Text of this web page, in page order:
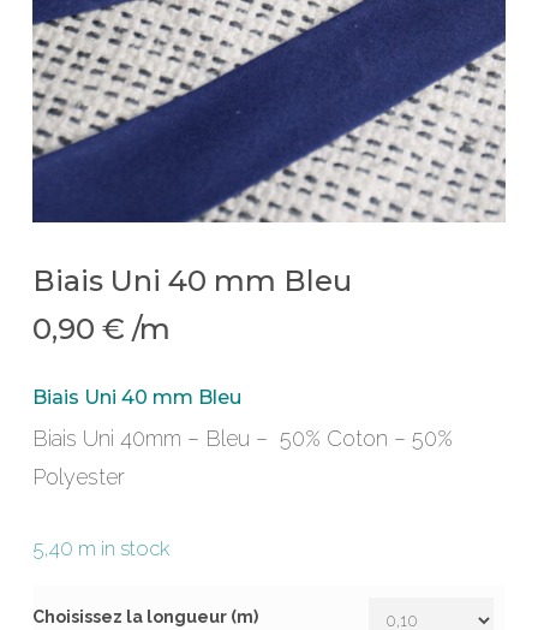
Biais Uni 40 mm Bleu
0,90 € /m
Biais Uni 40 mm Bleu
Biais Uni 40mm – Bleu – 50% Coton – 50%
Polyester
5,40 m in stock
Choisissez la longueur (m)